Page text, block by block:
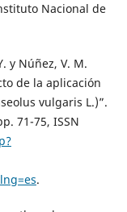
Nacional de
y Núñez, V. M.
de la aplicación
vulgaris L.)”.
71-75, ISSN
.